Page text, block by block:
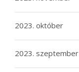
2023. október
2023. szeptember